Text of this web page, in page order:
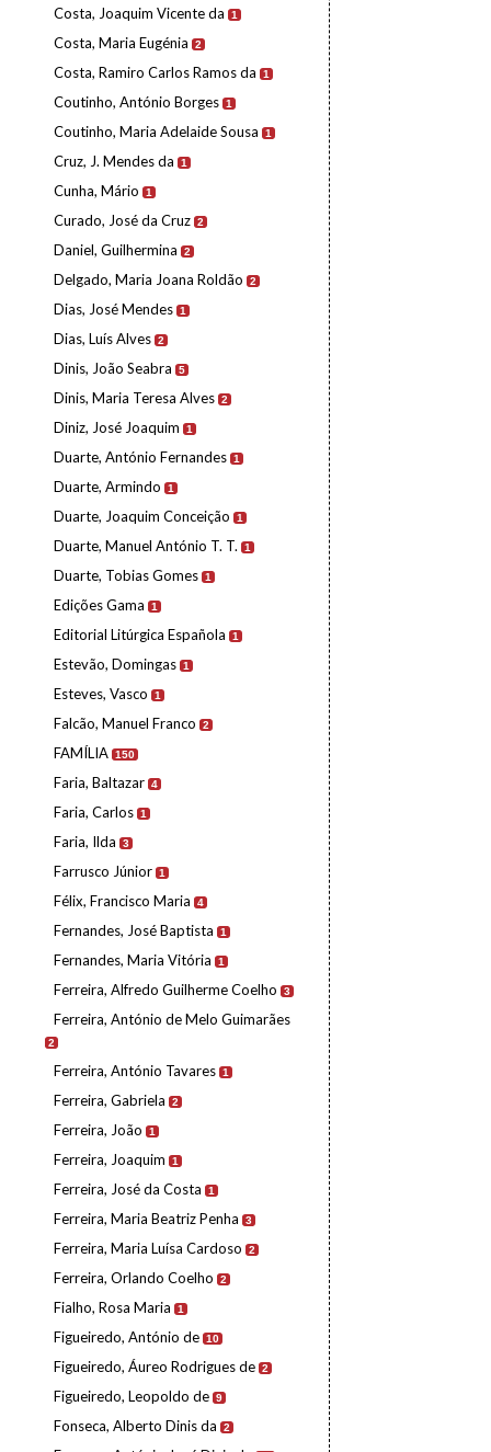
Costa, Joaquim Vicente da 1
Costa, Maria Eugénia 2
Costa, Ramiro Carlos Ramos da 1
Coutinho, António Borges 1
Coutinho, Maria Adelaide Sousa 1
Cruz, J. Mendes da 1
Cunha, Mário 1
Curado, José da Cruz 2
Daniel, Guilhermina 2
Delgado, Maria Joana Roldão 2
Dias, José Mendes 1
Dias, Luís Alves 2
Dinis, João Seabra 5
Dinis, Maria Teresa Alves 2
Diniz, José Joaquim 1
Duarte, António Fernandes 1
Duarte, Armindo 1
Duarte, Joaquim Conceição 1
Duarte, Manuel António T. T. 1
Duarte, Tobias Gomes 1
Edições Gama 1
Editorial Litúrgica Española 1
Estevão, Domingas 1
Esteves, Vasco 1
Falcão, Manuel Franco 2
FAMÍLIA 150
Faria, Baltazar 4
Faria, Carlos 1
Faria, Ilda 3
Farrusco Júnior 1
Félix, Francisco Maria 4
Fernandes, José Baptista 1
Fernandes, Maria Vitória 1
Ferreira, Alfredo Guilherme Coelho 3
Ferreira, António de Melo Guimarães
2
Ferreira, António Tavares 1
Ferreira, Gabriela 2
Ferreira, João 1
Ferreira, Joaquim 1
Ferreira, José da Costa 1
Ferreira, Maria Beatriz Penha 3
Ferreira, Maria Luísa Cardoso 2
Ferreira, Orlando Coelho 2
Fialho, Rosa Maria 1
Figueiredo, António de 10
Figueiredo, Áureo Rodrigues de 2
Figueiredo, Leopoldo de 9
Fonseca, Alberto Dinis da 2